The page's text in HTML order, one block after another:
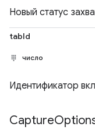
Новый статус
tabId
число
Идентификатор
Capture